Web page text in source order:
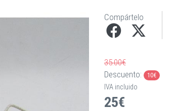
Compártelo
35.00€
Descuento:
10€
IVA incluido
25€